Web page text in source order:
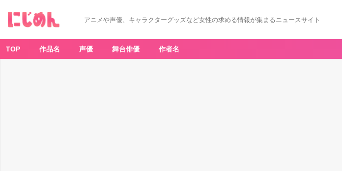
アニメや声優、キャラクターグッズなど女性の求める情報が集まるニュースサイト
TOP 作品名 声優 舞台俳優 作者名